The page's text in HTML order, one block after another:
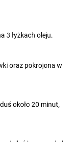
3 łyżkach oleju.
oraz pokrojona w
około 20 minut,